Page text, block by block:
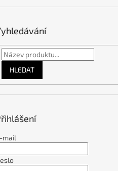
HLEDAT
mail